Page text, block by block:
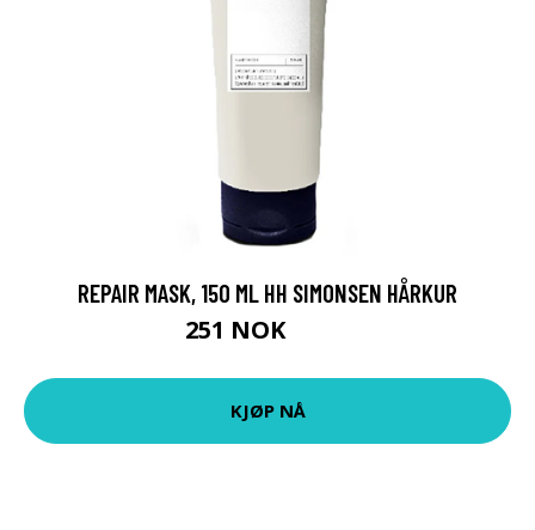
REPAIR MASK, 150 ML HH SIMONSEN HÅRKUR
251 NOK
KJØP NÅ